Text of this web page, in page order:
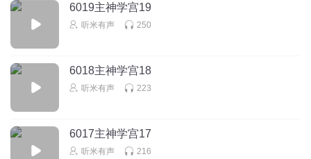
6019主神学宫19
听米有声 250
6018主神学宫18
听米有声 223
6017主神学宫17
听米有声 216